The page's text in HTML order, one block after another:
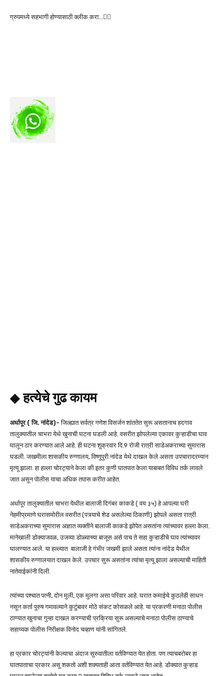
ग्रुपमध्ये सहभागी होण्यासाठी क्लीक करा…👆🏻
◆हत्येचे गुढ कायम
अर्धापूर ( जि. नांदेड)- जिल्ह्यात सर्वत्र गणेश विसर्जन शांततेत सुरू असतानाच हदगाव
तालुक्यातील चाभरा येथे खुनाची घटना घडली आहे. वसरीत झोपलेल्या एकावर कुऱ्हाडीचा घाव
घालून ठार करण्यात आले आहे. ही घटना शुक्रवार दि.9 रोजी रात्री साडेअकराच्या सुमारास
घडली. जखमीला शासकीय रुग्णालय, विष्णुपुरी नांदेड येथे दाखल केले असता उपचारादरम्यान
मृत्यू झाला. हा हल्ला चोरट्याने केला की इतर कुणी घातपात केला याबाबत विविध तर्क लावले
जात असून पोलीस याचा अधिक तपास करीत आहेत.
अर्धापूर तालुक्यातील चाभरा येथील बालाजी दिगंबर काकडे ( वय ३५) हे आपल्या घरी
नेहमीप्रमाणे घरासमोरील वसरीत (पत्र्याचे शेड असलेल्या ठिकाणी) झोपले असता रात्री
साडेअकराच्या सुमारास अज्ञात व्यक्तीने बालाजी काकडे झोपेत असतांना त्यांच्यावर हल्ला केला.
मानेखाली डोक्याजवळ, उजव्या डोळ्याच्या बाजूस असे पाच ते सहा कुऱ्हाडीचे घाव त्यांच्यावर
घालण्यात आले. या हल्ल्यात बालाजी हे गंभीर जखमी झाले असता त्यांना नांदेड येथील
शासकीय रुग्णालयात दाखल केले. उपचार सुरू असतांना त्यांचा मृत्यू झाला असल्याची माहिती
नातेवाईकांनी दिली.
त्यांच्या पश्चात पत्नी, दोन मुली, एक मुलगा असा परिवार आहे. घरात कमाईचे कुठलेही साधन
नसून कर्ता पुरुष गमावल्याने कुटुंबावर मोठे संकट कोसळले आहे. या प्रकरणी मनाठा पोलीस
ठाण्यात खुनाचा गुन्हा दाखल करण्याची प्रक्रिया सुरू असल्याचे मनाठा पोलीस ठाण्याचे
सहाय्यक पोलीस निरीक्षक विनोद चव्हाण यांनी सांगितले.
हा प्रकार चोरट्यांनी केल्याचा अंदाज सुरुवातीला वर्तविण्यात येत होता. पण त्याचबरोबर हा
घातपाताचा प्रकार असू शकतो अशी शक्यताही आता वर्तविण्यात येत आहे. डोक्यात कुऱ्हाड